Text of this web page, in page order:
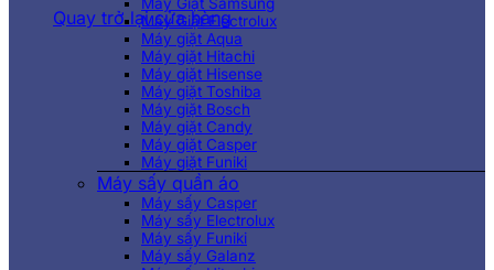
Quay trở lại cửa hàng
Máy Giặt Electrolux
Máy giặt Aqua
Máy giặt Hitachi
Máy giặt Hisense
Máy giặt Toshiba
Máy giặt Bosch
Máy giặt Candy
Máy giặt Casper
Máy giặt Funiki
Máy sấy quần áo
Máy sấy Casper
Máy sấy Electrolux
Máy sấy Funiki
Máy sấy Galanz